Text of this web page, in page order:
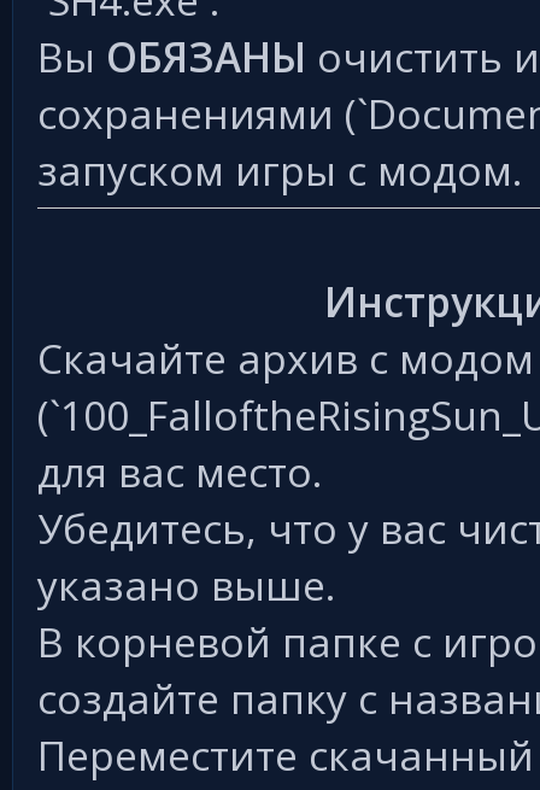
Вы ОБЯЗАНЫ очистить
сохранениями
запуском игры с модом.
Скачайте архив с модом
для вас место.
Убедитесь, что у вас
указано выше.
В корневой папке с
создайте папку с
Переместите